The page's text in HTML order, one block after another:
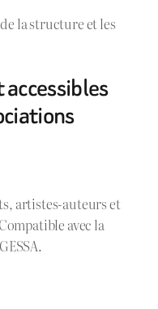
la structure et les
artistes-auteurs et
avec la